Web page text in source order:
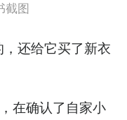
截图
还给它买了新衣
在确认了自家小